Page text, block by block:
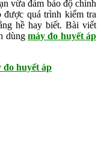
vừa đảm bảo độ chính
quá trình kiểm tra
hề hay biết. Bài viết
dùng máy đo huyết áp
đo huyết áp